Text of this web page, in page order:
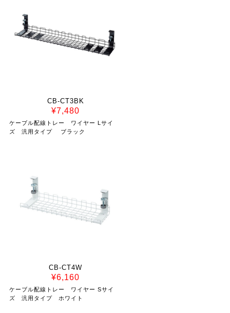
CB-CT3BK
¥7,480
ケーブル配線トレー ワイヤー Lサイ
ズ 汎用タイプ ブラック
CB-CT4W
¥6,160
ケーブル配線トレー ワイヤー Sサイ
ズ 汎用タイプ ホワイト